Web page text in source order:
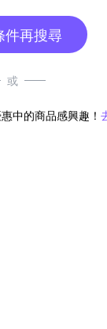
件再搜尋
或
中的商品感興趣！